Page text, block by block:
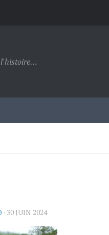
l'histoire…
· 30 JUIN 2024